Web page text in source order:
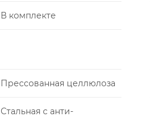
В комплекте
Прессованная целлюлоза
Стальная с анти-